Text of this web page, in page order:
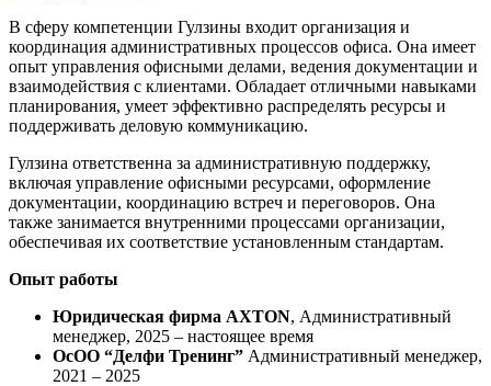
В сферу компетенции Гулзины входит организация и
координация административных процессов офиса. Она имеет
опыт управления офисными делами, ведения документации и
взаимодействия с клиентами. Обладает отличными навыками
планирования, умеет эффективно распределять ресурсы и
поддерживать деловую коммуникацию.
Гулзина ответственна за административную поддержку,
включая управление офисными ресурсами, оформление
документации, координацию встреч и переговоров. Она
также занимается внутренними процессами организации,
обеспечивая их соответствие установленным стандартам.
Опыт работы
Юридическая фирма AXTON, Административный
менеджер, 2025 – настоящее время
ОсОО “Делфи Тренинг” Административный менеджер,
2021 – 2025